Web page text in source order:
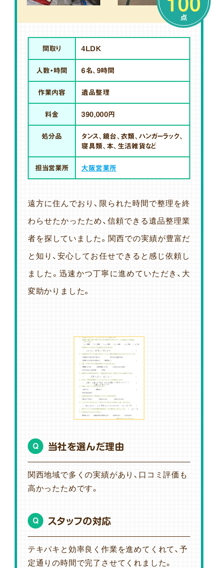
100
点
間取り 4LDK
人数・時間 6名、9時間
作業内容 遺品整理
料金 390,000円
処分品
タンス、鏡台、衣類、ハンガーラック、
寝具類、本、生活雑貨など
担当営業所 大阪営業所
遠方に住んでおり、限られた時間で整理を終
わらせたかったため、信頼できる遺品整理業
者を探していました。関西での実績が豊富だ
と知り、安心してお任せできると感じ依頼し
ました。迅速かつ丁寧に進めていただき、大
変助かりました。
Q 当社を選んだ理由
関西地域で多くの実績があり、口コミ評価も
高かったためです。
Q スタッフの対応
テキパキと効率良く作業を進めてくれて、予
定通りの時間で完了させてくれました。